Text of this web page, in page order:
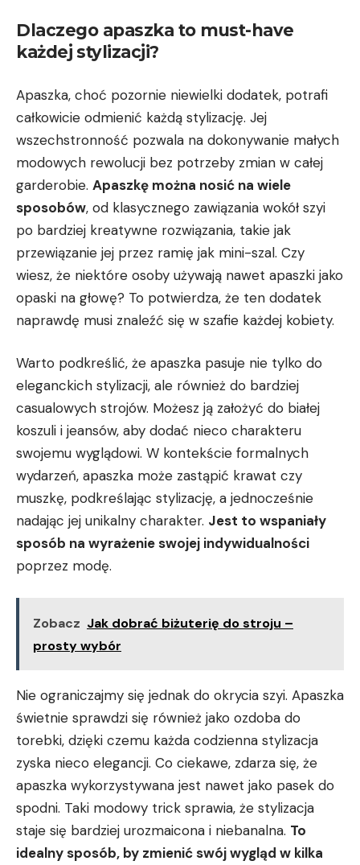
Dlaczego apaszka to must-have
każdej ⁣stylizacji?
Apaszka, choć pozornie ‌niewielki dodatek, potrafi
całkowicie odmienić‍ każdą stylizację. Jej⁢
wszechstronność pozwala na dokonywanie małych
modowych rewolucji bez potrzeby zmian w całej
garderobie. Apaszkę ‍można nosić na wiele
sposobów, od klasycznego zawiązania wokół szyi
⁤po bardziej kreatywne rozwiązania, takie jak
przewiązanie⁤ jej ⁢przez ramię jak mini-szal. Czy
wiesz, że niektóre osoby używają nawet​ apaszki jako
opaski na głowę? ​To potwierdza, ⁤że ten dodatek
naprawdę musi znaleźć się w⁣ szafie każdej kobiety.
Warto‌ podkreślić, że apaszka pasuje nie ⁢tylko do
eleganckich stylizacji, ale również do⁢ bardziej
casualowych strojów. Możesz ją założyć do białej
koszuli i jeansów, aby dodać nieco charakteru
swojemu wyglądowi. W kontekście ‍formalnych
⁢wydarzeń, apaszka może ‌zastąpić‌ krawat czy
muszkę, podkreślając ⁤stylizację, a jednocześnie
nadając jej unikalny charakter. Jest ⁢to ‌wspaniały
sposób‌ na ⁢wyrażenie swojej indywidualności
poprzez modę.
Zobacz Jak dobrać biżuterię do stroju –
prosty wybór
Nie⁤ ograniczajmy się jednak do okrycia ⁣szyi. Apaszka
świetnie sprawdzi się również ‍jako ozdoba do
‍torebki, dzięki czemu każda codzienna stylizacja
zyska nieco elegancji.⁣ Co ciekawe, zdarza‍ się, że
apaszka wykorzystywana jest nawet jako pasek do
spodni. Taki modowy trick sprawia, że stylizacja
staje się bardziej urozmaicona i niebanalna. To
idealny ‍sposób, by zmienić swój ‌wygląd w⁢ kilka